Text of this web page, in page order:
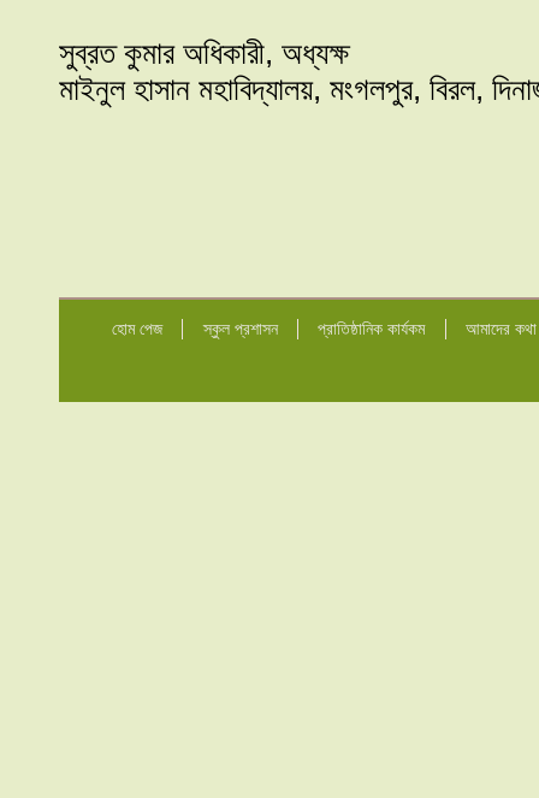
সুব্রত কুমার অধিকারী, অধ্যক্ষ
মাইনুল হাসান মহাবিদ্যালয়, মংগলপুর, বিরল,
হোম পেজ স্কুল প্রশাসন প্রাতিষ্ঠানিক কার্যকম আমাদের কথা